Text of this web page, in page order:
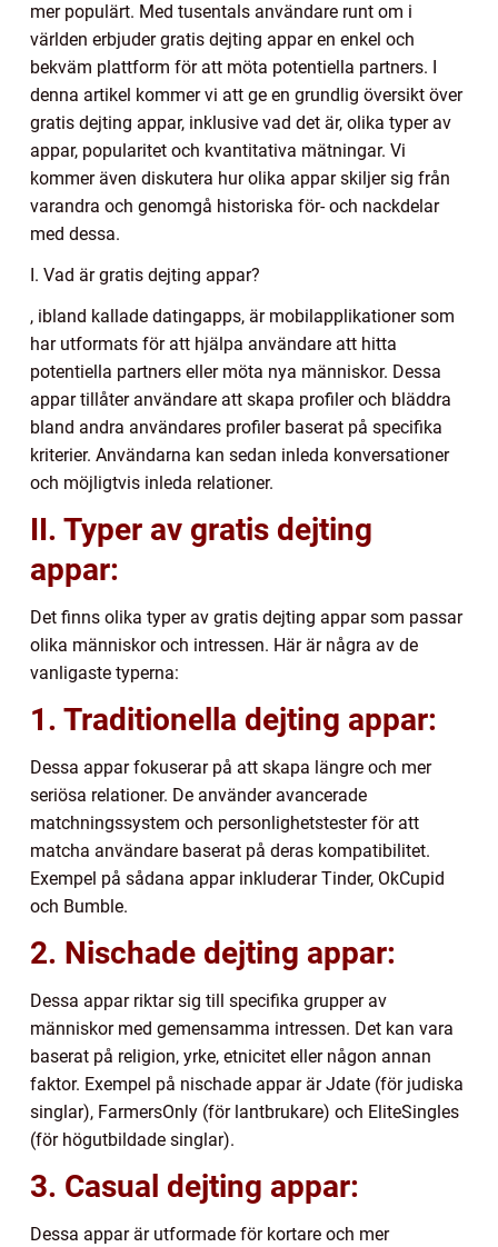
mer populärt. Med tusentals användare runt om i
världen erbjuder gratis dejting appar en enkel och
bekväm plattform för att möta potentiella partners. I
denna artikel kommer vi att ge en grundlig översikt över
gratis dejting appar, inklusive vad det är, olika typer av
appar, popularitet och kvantitativa mätningar. Vi
kommer även diskutera hur olika appar skiljer sig från
varandra och genomgå historiska för- och nackdelar
med dessa.
I. Vad är gratis dejting appar?
, ibland kallade datingapps, är mobilapplikationer som
har utformats för att hjälpa användare att hitta
potentiella partners eller möta nya människor. Dessa
appar tillåter användare att skapa profiler och bläddra
bland andra användares profiler baserat på specifika
kriterier. Användarna kan sedan inleda konversationer
och möjligtvis inleda relationer.
II. Typer av gratis dejting
appar:
Det finns olika typer av gratis dejting appar som passar
olika människor och intressen. Här är några av de
vanligaste typerna:
1. Traditionella dejting appar:
Dessa appar fokuserar på att skapa längre och mer
seriösa relationer. De använder avancerade
matchningssystem och personlighetstester för att
matcha användare baserat på deras kompatibilitet.
Exempel på sådana appar inkluderar Tinder, OkCupid
och Bumble.
2. Nischade dejting appar:
Dessa appar riktar sig till specifika grupper av
människor med gemensamma intressen. Det kan vara
baserat på religion, yrke, etnicitet eller någon annan
faktor. Exempel på nischade appar är Jdate (för judiska
singlar), FarmersOnly (för lantbrukare) och EliteSingles
(för högutbildade singlar).
3. Casual dejting appar:
Dessa appar är utformade för kortare och mer